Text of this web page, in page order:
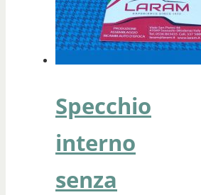
Specchio
interno
senza